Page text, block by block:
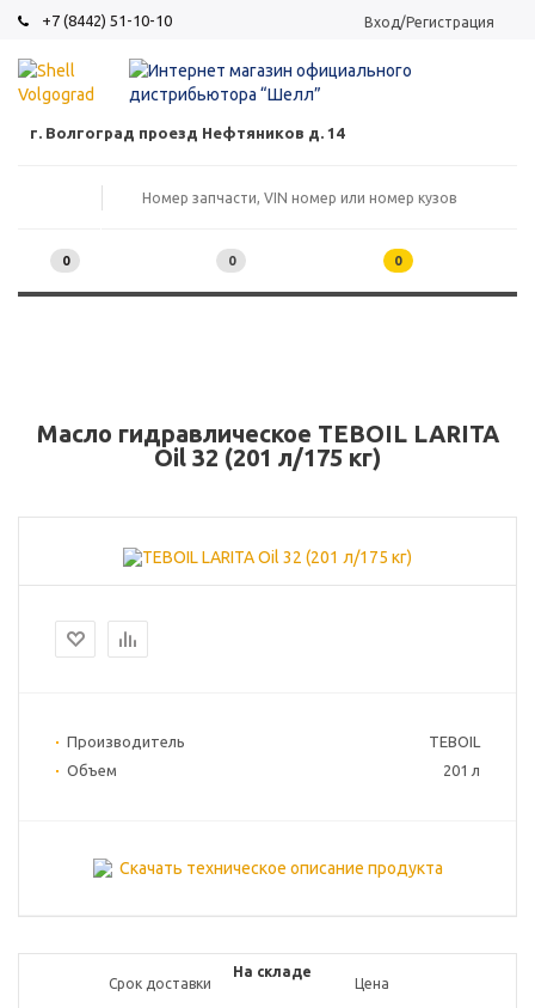
+7 (8442) 51-10-10 Вход/Регистрация
г. Волгоград проезд Нефтяников д. 14
0 0 0
Масло гидравлическое TEBOIL LARITA
Oil 32 (201 л/175 кг)
Производитель
TEBOIL
Объем
201 л
Скачать техническое описание продукта
Срок доставки
На складе
Цена